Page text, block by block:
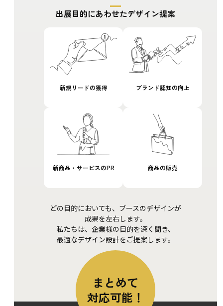
まとめて
対応可能！
出展目的にあわせたデザイン提案
新規リードの獲得 ブランド認知の向上
新商品・ サービスのPR 商品の販売
どの目的においても、 ブースのデザインが
成果を左右します。
私たちは、 企業様の目的を深く聞き、
最適なデザイン設計をご提案します。